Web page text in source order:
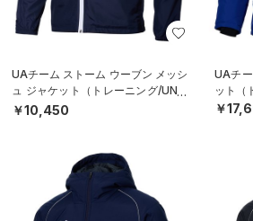
UAチーム ストーム ウーブン メッシ
ュ ジャケット（トレーニング/UNIS
EX）
￥10,450
UAチ
ット（
￥